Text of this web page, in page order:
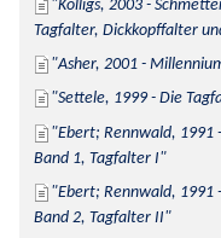
Kolligs, 2003 -
Tagfalter, Dickkopffalter
Asher, 2001 -
Settele, 1999 - Die
Ebert; Rennwald, 1991
Band 1, Tagfalter I
Ebert; Rennwald, 1991
Band 2, Tagfalter II